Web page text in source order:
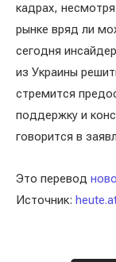
кадрах,
рынке вряд ли
сегодня
из Украины
стремится
поддержку и
говорится в
Это перевод
Источник: